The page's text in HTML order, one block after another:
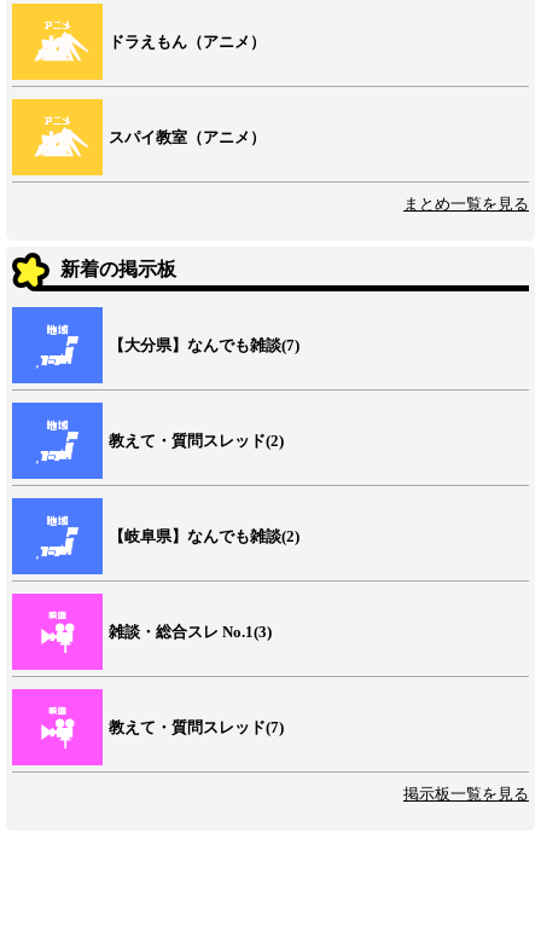
ドラえもん（アニメ）
スパイ教室（アニメ）
まとめ一覧を見る
新着の掲示板
【大分県】なんでも雑談(7)
教えて・質問スレッド(2)
【岐阜県】なんでも雑談(2)
雑談・総合スレ No.1(3)
教えて・質問スレッド(7)
掲示板一覧を見る